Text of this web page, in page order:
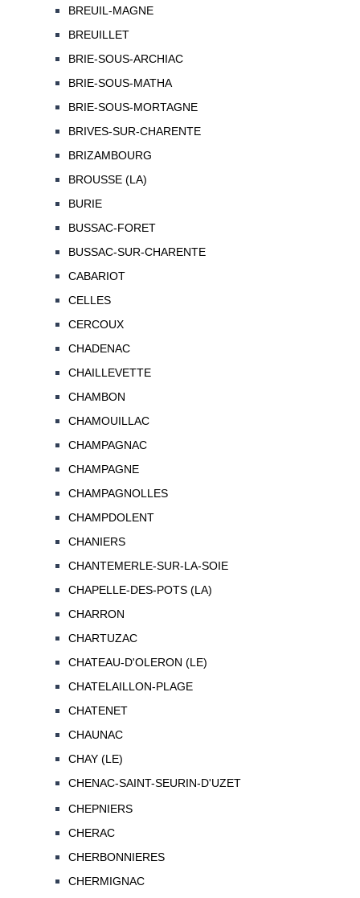
BREUIL-MAGNE
BREUILLET
BRIE-SOUS-ARCHIAC
BRIE-SOUS-MATHA
BRIE-SOUS-MORTAGNE
BRIVES-SUR-CHARENTE
BRIZAMBOURG
BROUSSE (LA)
BURIE
BUSSAC-FORET
BUSSAC-SUR-CHARENTE
CABARIOT
CELLES
CERCOUX
CHADENAC
CHAILLEVETTE
CHAMBON
CHAMOUILLAC
CHAMPAGNAC
CHAMPAGNE
CHAMPAGNOLLES
CHAMPDOLENT
CHANIERS
CHANTEMERLE-SUR-LA-SOIE
CHAPELLE-DES-POTS (LA)
CHARRON
CHARTUZAC
CHATEAU-D'OLERON (LE)
CHATELAILLON-PLAGE
CHATENET
CHAUNAC
CHAY (LE)
CHENAC-SAINT-SEURIN-D'UZET
CHEPNIERS
CHERAC
CHERBONNIERES
CHERMIGNAC